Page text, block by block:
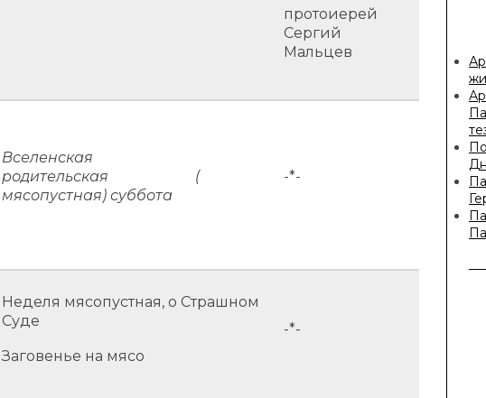
протоиерей
Сергий
Мальцев
Вселенская
родительская (
мясопустная) суббота
-*-
Неделя мясопустная, о Страшном
Суде
Заговенье на мясо
-*-